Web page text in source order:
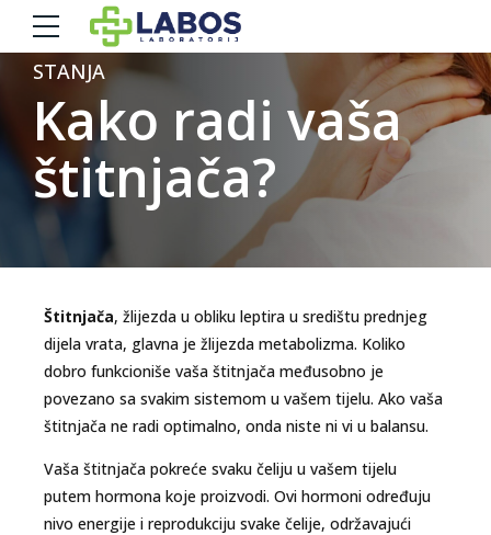
STANJA
Kako radi vaša
štitnjača?
Štitnjača, žlijezda u obliku leptira u središtu prednjeg
dijela vrata, glavna je žlijezda metabolizma. Koliko
dobro funkcioniše vaša štitnjača međusobno je
povezano sa svakim sistemom u vašem tijelu. Ako vaša
štitnjača ne radi optimalno, onda niste ni vi u balansu.
Vaša štitnjača pokreće svaku čeliju u vašem tijelu
putem hormona koje proizvodi. Ovi hormoni određuju
nivo energije i reprodukciju svake čelije, održavajući